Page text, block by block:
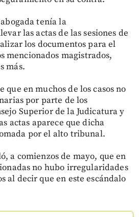
tenía la
las actas de las sesiones de
los documentos para el
mencionados magistrados,
más.
que en muchos de los casos no
por parte de los
Superior de la Judicatura y
actas aparece que dicha
por el alto tribunal.
a comienzos de mayo, que en
no hubo irregularidades
al decir que en este escándalo